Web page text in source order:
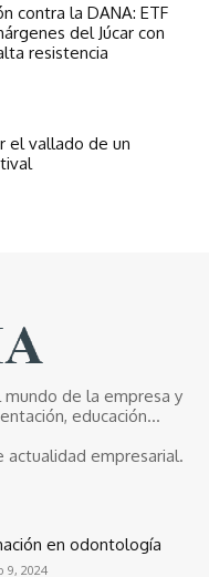
contra la DANA: ETF
del Júcar con
resistencia
el vallado de un
de la empresa y
educación...
actualidad empresarial.
en odontología
9, 2024